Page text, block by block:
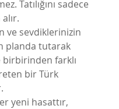
Tatılığını sadece
ve sevdiklerinizin
planda tutarak
birbirinden farklı
bir Türk
yeni hasattır,